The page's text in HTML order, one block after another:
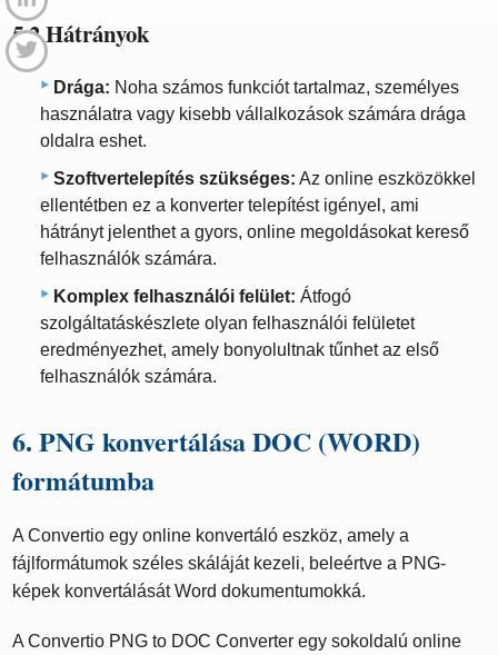
5.2 Hátrányok
Drága: Noha számos funkciót tartalmaz, személyes
használatra vagy kisebb vállalkozások számára drága
oldalra eshet.
Szoftvertelepítés szükséges: Az online eszközökkel
ellentétben ez a konverter telepítést igényel, ami
hátrányt jelenthet a gyors, online megoldásokat kereső
felhasználók számára.
Komplex felhasználói felület: Átfogó
szolgáltatáskészlete olyan felhasználói felületet
eredményezhet, amely bonyolultnak tűnhet az első
felhasználók számára.
6. PNG konvertálása DOC (WORD)
formátumba
A Convertio egy online konvertáló eszköz, amely a
fájlformátumok széles skáláját kezeli, beleértve a PNG-
képek konvertálását Word dokumentumokká.
A Convertio PNG to DOC Converter egy sokoldalú online